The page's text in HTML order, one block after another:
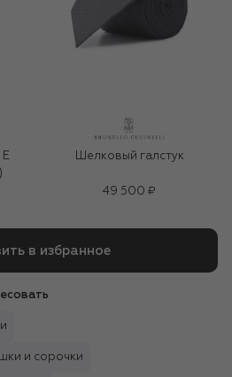
Шелковый галстук
49 500 ₽
в избранное
и сорочки